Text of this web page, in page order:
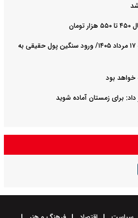
پیش‌بینی بورس فردا شنبه ۱۷ مرداد ۱۴۰۵/ ورود سنگین پول حقیقی به
برای زمستان آماده شوید